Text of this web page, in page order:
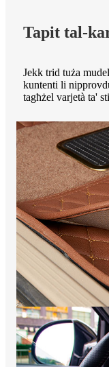
Tapit tal-
Jekk trid tuża
kuntenti li
tagħżel varjetà ta'